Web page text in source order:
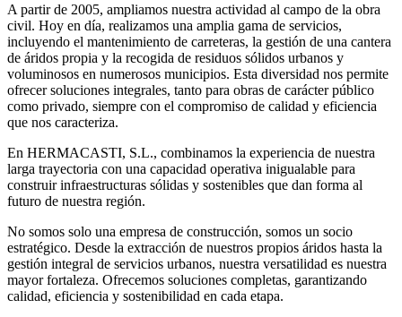
A partir de 2005, ampliamos nuestra actividad al campo de la obra
civil. Hoy en día, realizamos una amplia gama de servicios,
incluyendo el mantenimiento de carreteras, la gestión de una cantera
de áridos propia y la recogida de residuos sólidos urbanos y
voluminosos en numerosos municipios. Esta diversidad nos permite
ofrecer soluciones integrales, tanto para obras de carácter público
como privado, siempre con el compromiso de calidad y eficiencia
que nos caracteriza.
En HERMACASTI, S.L., combinamos la experiencia de nuestra
larga trayectoria con una capacidad operativa inigualable para
construir infraestructuras sólidas y sostenibles que dan forma al
futuro de nuestra región.
No somos solo una empresa de construcción, somos un socio
estratégico. Desde la extracción de nuestros propios áridos hasta la
gestión integral de servicios urbanos, nuestra versatilidad es nuestra
mayor fortaleza. Ofrecemos soluciones completas, garantizando
calidad, eficiencia y sostenibilidad en cada etapa.